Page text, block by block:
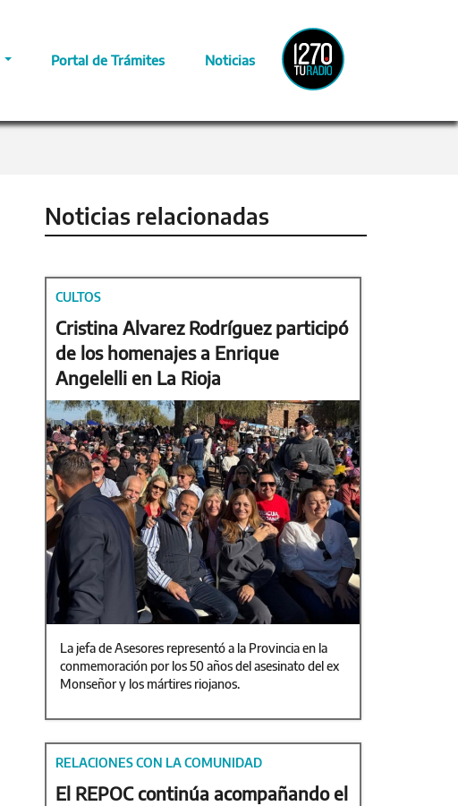
Portal de Trámites Noticias
Radio
Provincia
Noticias relacionadas
CULTOS
Cristina Alvarez Rodríguez participó
de los homenajes a Enrique
Angelelli en La Rioja
La jefa de Asesores representó a la Provincia en la
conmemoración por los 50 años del asesinato del ex
Monseñor y los mártires riojanos.
RELACIONES CON LA COMUNIDAD
El REPOC continúa acompañando el